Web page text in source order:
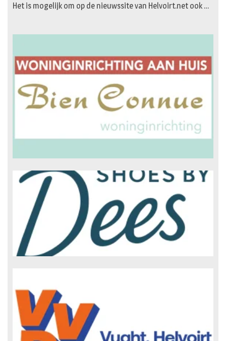
Het is mogelijk om op de nieuwssite van Helvoirt.net ook …